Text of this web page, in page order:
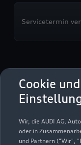
Cookie
Wir, die AUDI AG,
oder in
und Partnern ("Wir",
Servicetermin